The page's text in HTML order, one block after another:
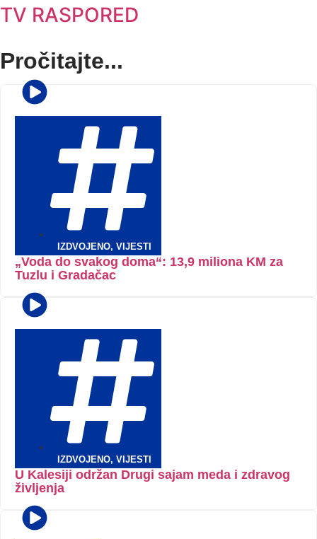
TV RASPORED
Pročitajte...
IZDVOJENO, VIJESTI
„Voda do svakog doma“: 13,9 miliona KM za
Tuzlu i Gradačac
IZDVOJENO, VIJESTI
U Kalesiji održan Drugi sajam meda i zdravog
življenja